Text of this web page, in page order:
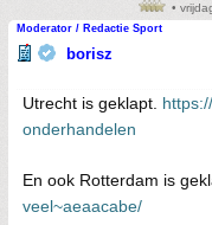
•
Moderator / Redactie Sport
borisz
Utrecht is geklapt.
onderhandelen
En ook Rotterdam is
veel~aeaacabe/